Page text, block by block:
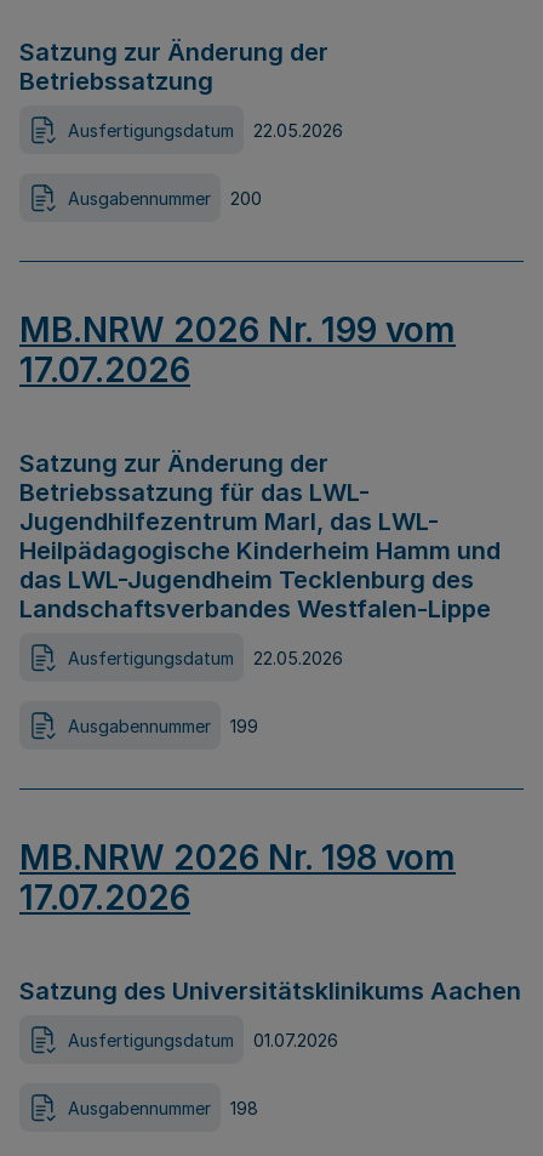
Satzung zur Änderung der
Betriebssatzung
Ausfertigungsdatum 22.05.2026
Ausgabennummer 200
MB.NRW 2026 Nr. 199 vom
17.07.2026
Satzung zur Änderung der
Betriebssatzung für das LWL-
Jugendhilfezentrum Marl, das LWL-
Heilpädagogische Kinderheim Hamm und
das LWL-Jugendheim Tecklenburg des
Landschaftsverbandes Westfalen-Lippe
Ausfertigungsdatum 22.05.2026
Ausgabennummer 199
MB.NRW 2026 Nr. 198 vom
17.07.2026
Satzung des Universitätsklinikums Aachen
Ausfertigungsdatum 01.07.2026
Ausgabennummer 198